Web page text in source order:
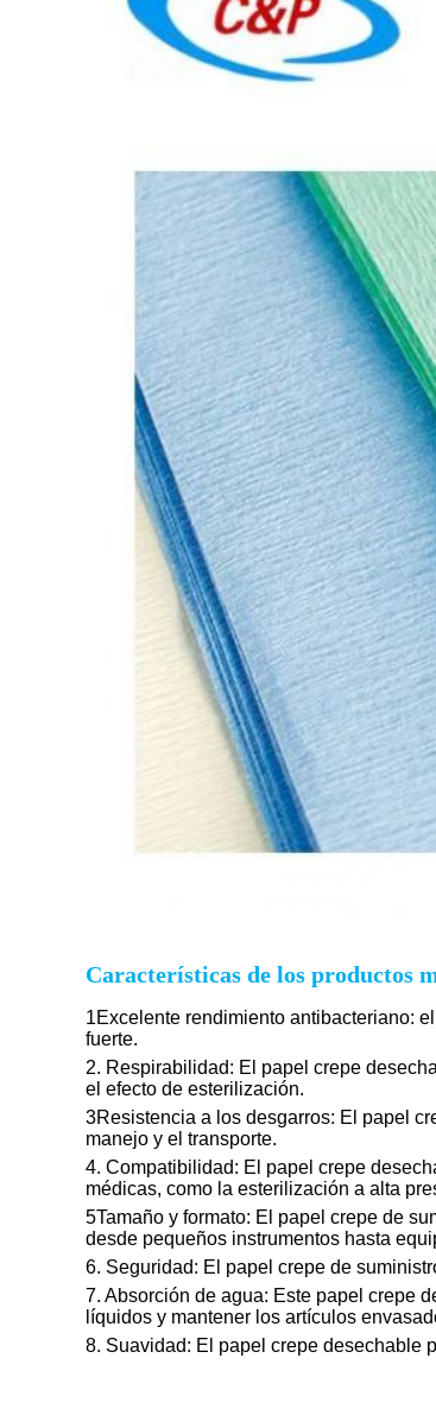
Características de los productos
1Excelente rendimiento antibacteriano:
fuerte.
2. Respirabilidad: El papel crepe
el efecto de esterilización.
3Resistencia a los desgarros: El papel
manejo y el transporte.
4. Compatibilidad: El papel crepe
médicas, como la esterilización a alta
5Tamaño y formato: El papel crepe de
desde pequeños instrumentos hasta
6. Seguridad: El papel crepe de
7. Absorción de agua: Este papel crepe
líquidos y mantener los artículos
8. Suavidad: El papel crepe desechable